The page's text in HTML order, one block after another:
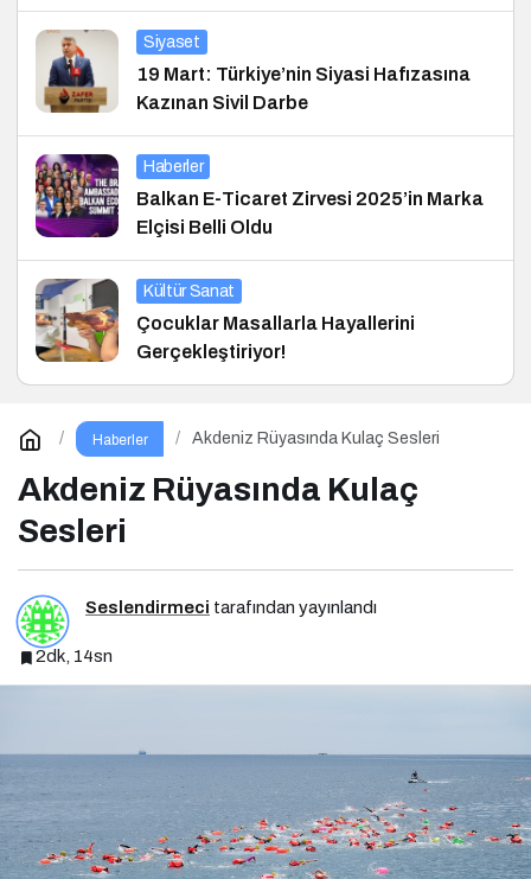
Siyaset
19 Mart: Türkiye’nin Siyasi Hafızasına
Kazınan Sivil Darbe
Haberler
Balkan E-Ticaret Zirvesi 2025’in Marka
Elçisi Belli Oldu
Kültür Sanat
Çocuklar Masallarla Hayallerini
Gerçekleştiriyor!
Haberler Akdeniz Rüyasında Kulaç Sesleri
Akdeniz Rüyasında Kulaç
Sesleri
Seslendirmeci tarafından yayınlandı
2dk, 14sn